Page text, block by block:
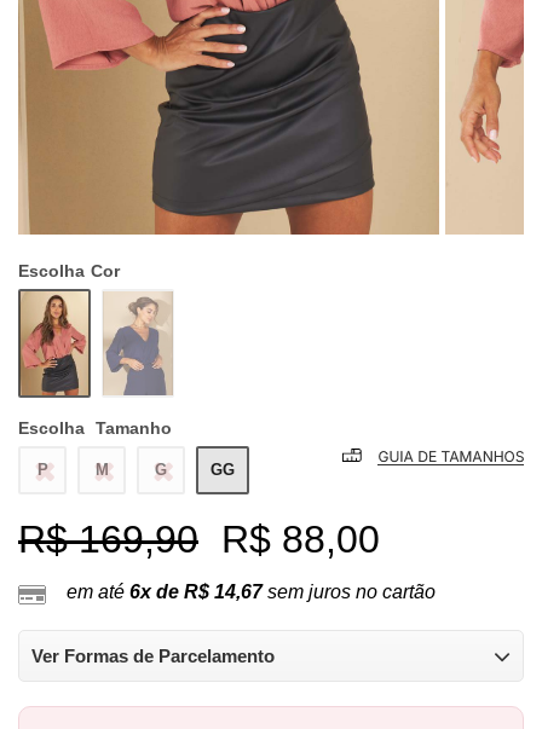
Escolha Cor
Escolha Tamanho
P M G GG
R$ 169,90 R$ 88,00
em até 6x de R$ 14,67sem juros no cartão
Ver Formas de Parcelamento